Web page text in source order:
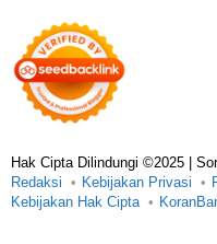
Hak Cipta Dilindungi ©2025 |
Redaksi
Kebijakan Privasi
Kebijakan Hak Cipta